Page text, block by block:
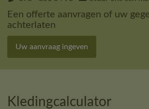
Een offerte aanvragen of uw
achterlaten
Uw aanvraag ingeven
Kledingcalculator